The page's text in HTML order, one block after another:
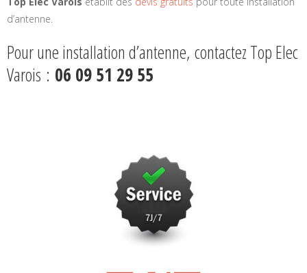
d’antenne.
Pour une installation d’antenne, contactez Top Elec
Varois : 06 09 51 29 55